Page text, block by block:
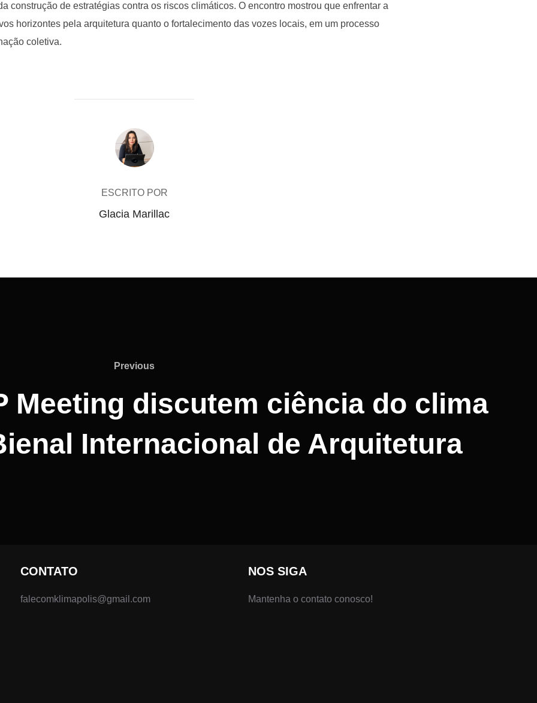
construção de estratégias contra os riscos climáticos. O encontro mostrou que enfrentar a
horizontes pela arquitetura quanto o fortalecimento das vozes locais, em um processo
coletiva.
AUTOR DO POST
ESCRITO POR
Glacia Marillac
Previous
Previous
Meeting discutem ciência do clima
Internacional de Arquitetura
CONTATO
falecomklimapolis@gmail.com
NOS SIGA
Mantenha o contato conosco!